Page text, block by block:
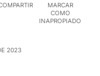
MARCAR
COMO
INAPROPIADO
2023